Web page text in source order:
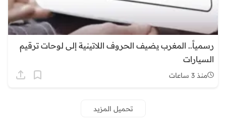
رسمياً.. المغرب يضيف الحروف اللاتينية إلى لوحات ترقيم
السيارات
منذ 3 ساعات
تحميل المزيد